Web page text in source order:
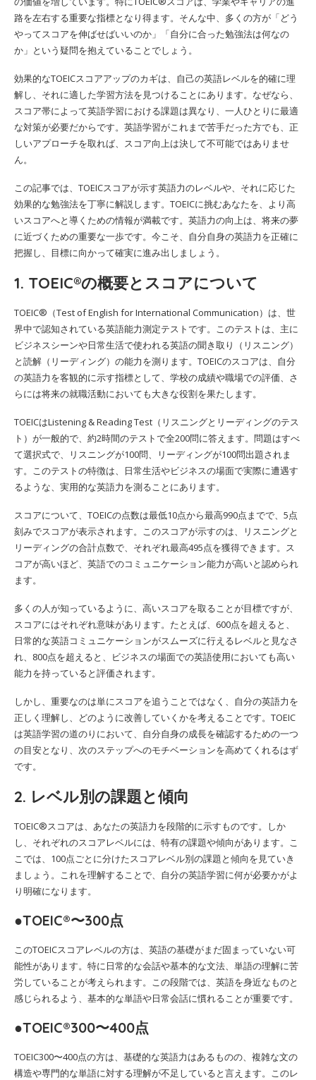
路を左右する重要な指標となり得ます。そんな中、多くの方が「どう
やってスコアを伸ばせばいいのか」「自分に合った勉強法は何なの
か」という疑問を抱えていることでしょう。
効果的なTOEICスコアアップのカギは、自己の英語レベルを的確に理
解し、それに適した学習方法を見つけることにあります。なぜなら、
スコア帯によって英語学習における課題は異なり、一人ひとりに最適
な対策が必要だからです。英語学習がこれまで苦手だった方でも、正
しいアプローチを取れば、スコア向上は決して不可能ではありませ
ん。
この記事では、TOEICスコアが示す英語力のレベルや、それに応じた
効果的な勉強法を丁寧に解説します。TOEICに挑むあなたを、より高
いスコアへと導くための情報が満載です。英語力の向上は、将来の夢
に近づくための重要な一歩です。今こそ、自分自身の英語力を正確に
把握し、目標に向かって確実に進み出しましょう。
1. TOEIC®の概要とスコアについて
TOEIC®（Test of English for International Communication）は、世
界中で認知されている英語能力測定テストです。このテストは、主に
ビジネスシーンや日常生活で使われる英語の聞き取り（リスニング）
と読解（リーディング）の能力を測ります。TOEICのスコアは、自分
の英語力を客観的に示す指標として、学校の成績や職場での評価、さ
らには将来の就職活動においても大きな役割を果たします。
TOEICはListening & Reading Test（リスニングとリーディングのテス
ト）が一般的で、約2時間のテストで全200問に答えます。問題はすべ
て選択式で、リスニングが100問、リーディングが100問出題されま
す。このテストの特徴は、日常生活やビジネスの場面で実際に遭遇す
るような、実用的な英語力を測ることにあります。
スコアについて、TOEICの点数は最低10点から最高990点までで、5点
刻みでスコアが表示されます。このスコアが示すのは、リスニングと
リーディングの合計点数で、それぞれ最高495点を獲得できます。ス
コアが高いほど、英語でのコミュニケーション能力が高いと認められ
ます。
多くの人が知っているように、高いスコアを取ることが目標ですが、
スコアにはそれぞれ意味があります。たとえば、600点を超えると、
日常的な英語コミュニケーションがスムーズに行えるレベルと見なさ
れ、800点を超えると、ビジネスの場面での英語使用においても高い
能力を持っていると評価されます。
しかし、重要なのは単にスコアを追うことではなく、自分の英語力を
正しく理解し、どのように改善していくかを考えることです。TOEIC
は英語学習の道のりにおいて、自分自身の成長を確認するための一つ
の目安となり、次のステップへのモチベーションを高めてくれるはず
です。
2. レベル別の課題と傾向
TOEIC®スコアは、あなたの英語力を段階的に示すものです。しか
し、それぞれのスコアレベルには、特有の課題や傾向があります。こ
こでは、100点ごとに分けたスコアレベル別の課題と傾向を見ていき
ましょう。これを理解することで、自分の英語学習に何が必要かがよ
り明確になります。
●TOEIC®〜300点
このTOEICスコアレベルの方は、英語の基礎がまだ固まっていない可
能性があります。特に日常的な会話や基本的な文法、単語の理解に苦
労していることが考えられます。この段階では、英語を身近なものと
感じられるよう、基本的な単語や日常会話に慣れることが重要です。
●TOEIC®300〜400点
TOEIC300〜400点の方は、基礎的な英語力はあるものの、複雑な文の
構造や専門的な単語に対する理解が不足していると言えます。このレ